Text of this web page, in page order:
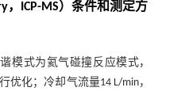
，ICP-MS）条件和测定方
模式为氦气碰撞反应模式，
优化；冷却气流量14 L/min，